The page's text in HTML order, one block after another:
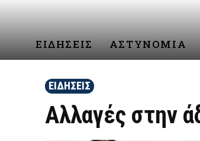
ΕΙΔΗΣΕΙΣ ΑΣΤΥΝΟΜΙΑ
ΕΙΔΗΣΕΙΣ
Αλλαγές στην